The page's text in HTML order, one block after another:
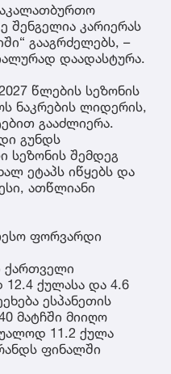
შენგელია კარიერას
გააგრძელებს, –
დაადასტურა.
წლების სეზონის
ნაკრების ლიდერის,
გააძლიერა.
გუნდს
სეზონის შემდეგ
ეტაპს იწყებს და
ათწლიანი
ფორვარდი
ქართველი
ქულასა და 4.6
ესპანეთის
მატჩში მიიღო
11.2 ქულა
ფინალში